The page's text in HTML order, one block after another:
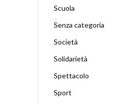
Scuola
Senza categoria
Società
Solidarietà
Spettacolo
Sport